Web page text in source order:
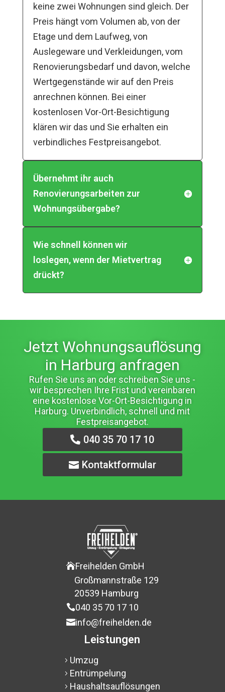
keine zwei Wohnungen sind gleich. Der
Preis hängt vom Volumen ab, von der
Etage und dem Laufweg, von
Auslegeware und Verkleidungen, vom
Renovierungsbedarf und davon, welche
Wertgegenstände wir auf den Preis
anrechnen können. Bei einer
kostenlosen Vor-Ort-Besichtigung
klären wir das und Sie erhalten ein
verbindliches Festpreisangebot.
Übernehmt ihr auch
Renovierungsarbeiten zur
Wohnungsübergabe?
Wie schnell können wir
loslegen, wenn der Mietvertrag
drückt?
Jetzt Wohnungsauflösung
in Harburg anfragen
Rufen Sie uns an oder schreiben Sie uns -
wir besprechen Ihre Frist und vereinbaren
eine kostenlose Vor-Ort-Besichtigung in
Harburg. Unverbindlich, schnell und mit
Festpreisangebot.
040 35 70 17 10
Kontaktformular
Freihelden GmbH
Großmannstraße 129
20539 Hamburg
040 35 70 17 10
info@freihelden.de
Leistungen
5 Umzug
5 Entrümpelung
5 Haushaltsauflösungen